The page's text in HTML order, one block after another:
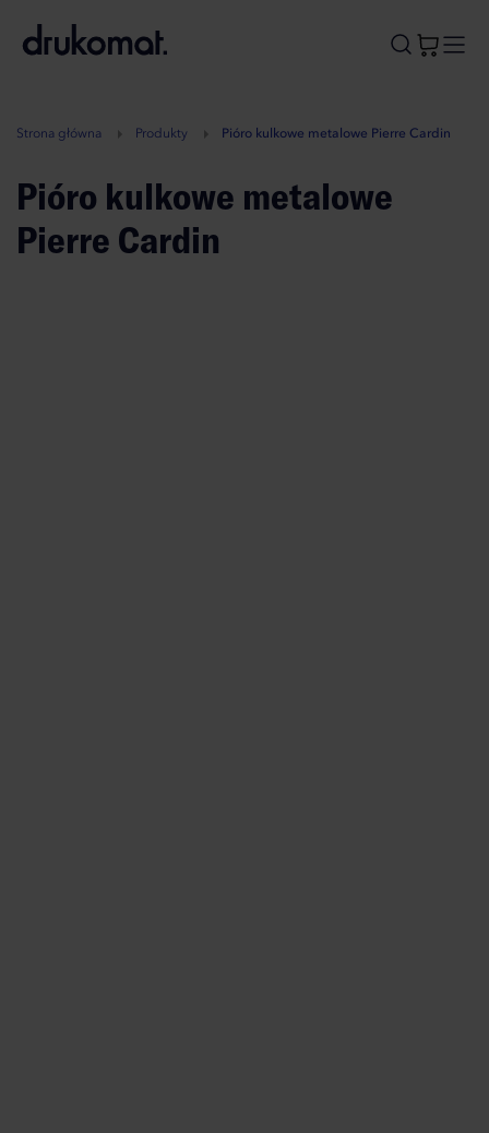
A
Strona główna Produkty Pióro kulkowe metalowe Pierre Cardin
Pióro kulkowe metalowe
Pierre Cardin